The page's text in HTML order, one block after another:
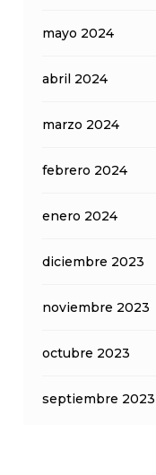
mayo 2024
abril 2024
marzo 2024
febrero 2024
enero 2024
diciembre 2023
noviembre 2023
octubre 2023
septiembre 2023